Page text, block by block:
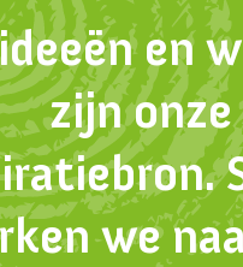
en
zijn onze
we